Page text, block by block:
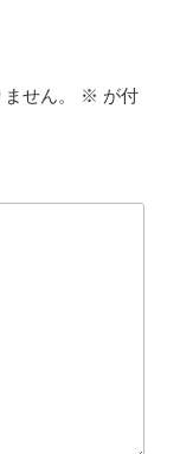
せん。 ※ が付